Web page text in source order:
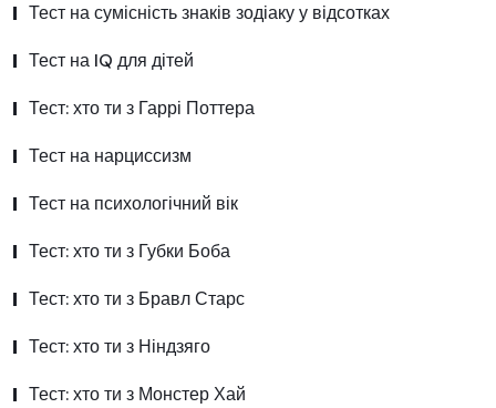
Тест на сумісність знаків зодіаку у відсотках
Тест на IQ для дітей
Тест: хто ти з Гаррі Поттера
Тест на нарциссизм
Тест на психологічний вік
Тест: хто ти з Губки Боба
Тест: хто ти з Бравл Старс
Тест: хто ти з Ніндзяго
Тест: хто ти з Монстер Хай